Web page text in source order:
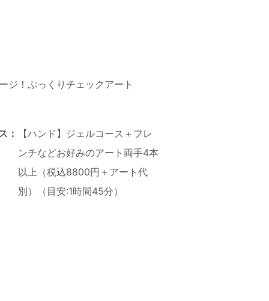
ジ！ぷっくりチェックアート
：
【ハンド】ジェルコース＋フレ
ンチなどお好みのアート両手4本
以上（税込8800円＋アート代
別）（目安:1時間45分）